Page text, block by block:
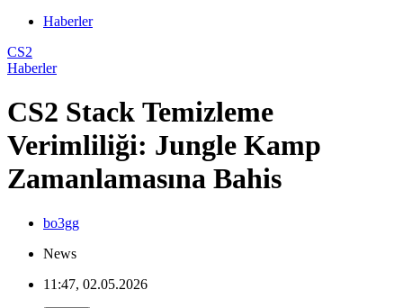
Haberler
CS2
Haberler
CS2 Stack Temizleme
Verimliliği: Jungle Kamp
Zamanlamasına Bahis
bo3gg
News
11:47, 02.05.2026